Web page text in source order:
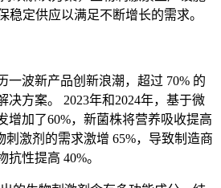
稳定供应以满足不断增长的需求。
一波新产品创新浪潮，超过 70% 的
决方案。 2023年和2024年，基于微
增加了60%，新菌株将营养吸收提高
刺激剂的需求激增 65%，导致制造商
性提高 40%。